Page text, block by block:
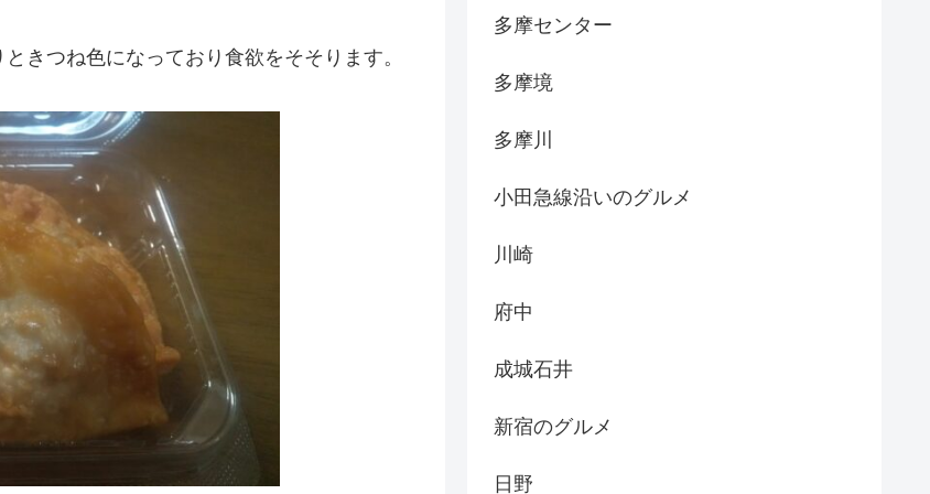
きつね色になっており食欲をそそります。
多摩センター
多摩境
多摩川
小田急線沿いのグルメ
川崎
府中
成城石井
新宿のグルメ
日野